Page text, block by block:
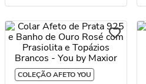
COLEÇÃO AFETO YOU